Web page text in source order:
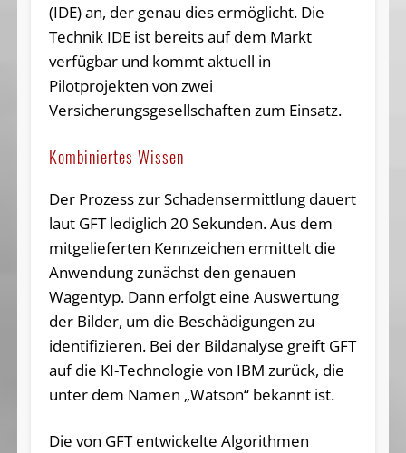
(IDE) an, der genau dies ermöglicht. Die
Technik IDE ist bereits auf dem Markt
verfügbar und kommt aktuell in
Pilotprojekten von zwei
Versicherungsgesellschaften zum Einsatz.
Kombiniertes Wissen
Der Prozess zur Schadensermittlung dauert
laut GFT lediglich 20 Sekunden. Aus dem
mitgelieferten Kennzeichen ermittelt die
Anwendung zunächst den genauen
Wagentyp. Dann erfolgt eine Auswertung
der Bilder, um die Beschädigungen zu
identifizieren. Bei der Bildanalyse greift GFT
auf die KI-Technologie von IBM zurück, die
unter dem Namen „Watson“ bekannt ist.
Die von GFT entwickelte Algorithmen